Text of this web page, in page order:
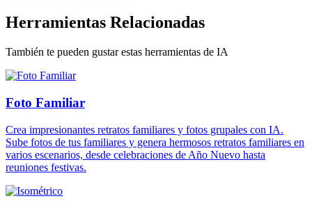
Herramientas Relacionadas
También te pueden gustar estas herramientas de IA
Foto Familiar
Crea impresionantes retratos familiares y fotos grupales con IA.
Sube fotos de tus familiares y genera hermosos retratos familiares en
varios escenarios, desde celebraciones de Año Nuevo hasta
reuniones festivas.